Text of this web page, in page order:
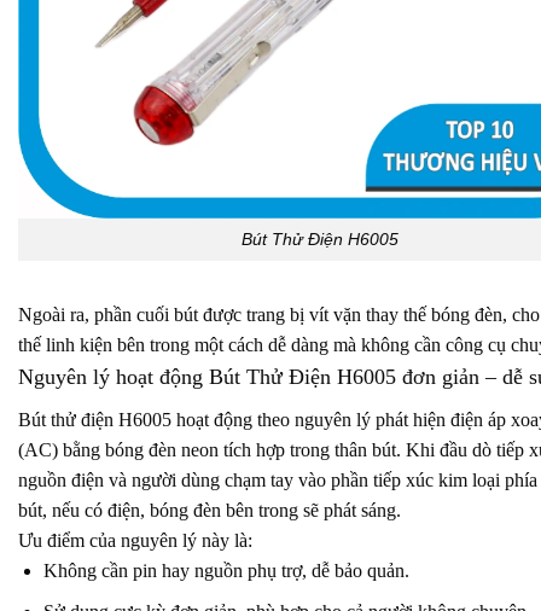
Bút Thử Điện H6005
Ngoài ra, phần cuối bút được trang bị vít vặn thay thế bóng đèn,
thế linh kiện bên trong một cách dễ dàng mà không cần công cụ
Nguyên lý hoạt động Bút Thử Điện H6005 đơn giản – dễ
Bút thử điện H6005 hoạt động theo nguyên lý phát hiện điện áp
(AC) bằng bóng đèn neon tích hợp trong thân bút. Khi đầu dò tiếp
nguồn điện và người dùng chạm tay vào phần tiếp xúc kim loại phía
bút, nếu có điện, bóng đèn bên trong sẽ phát sáng.
Ưu điểm của nguyên lý này là:
Không cần pin hay nguồn phụ trợ, dễ bảo quản.